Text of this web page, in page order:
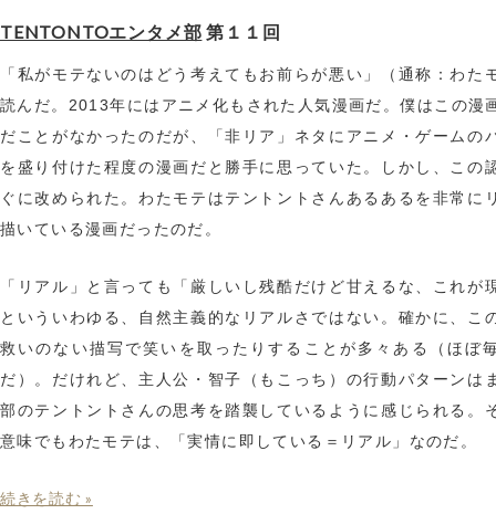
TENTONTOエンタメ部 第１１回
「私がモテないのはどう考えてもお前らが悪い」（通称：わた
読んだ。2013年にはアニメ化もされた人気漫画だ。僕はこの漫
だことがなかったのだが、「非リア」ネタにアニメ・ゲームの
を盛り付けた程度の漫画だと勝手に思っていた。しかし、この
ぐに改められた。わたモテはテントントさんあるあるを非常に
描いている漫画だったのだ。
「リアル」と言っても「厳しいし残酷だけど甘えるな、これが
といういわゆる、自然主義的なリアルさではない。確かに、こ
救いのない描写で笑いを取ったりすることが多々ある（ほぼ
だ）。だけれど、主人公・智子（もこっち）の行動パターンは
部のテントントさんの思考を踏襲しているように感じられる。
意味でもわたモテは、「実情に即している＝リアル」なのだ。
続きを読む »